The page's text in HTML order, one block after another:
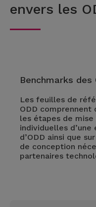
envers les
Benchmarks des
Les feuilles de
ODD comprennent
les étapes de
individuelles
d’ODD ainsi que
de conception
partenaires